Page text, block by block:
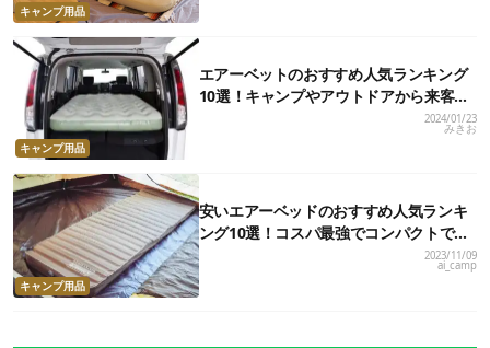
キャンプ用品
キャンプ用品
エアーベットのおすすめ人気ランキング
10選！キャンプやアウトドアから来客
2024/01/23
みきお
キャンプ用品
安いエアーベッドのおすすめ人気ランキ
ング10選！コスパ最強でコンパクトで持
ち運びやすいものなども
2023/11/09
ai_camp